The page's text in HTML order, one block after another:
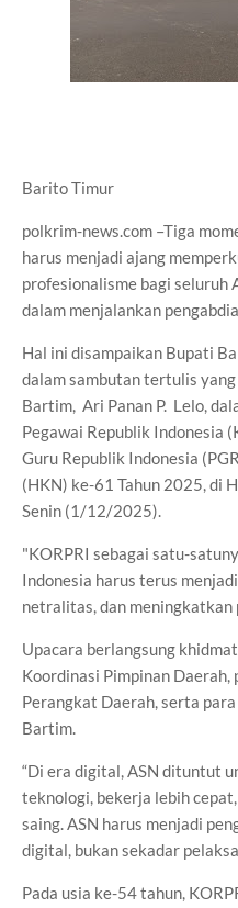
Barito Timur
polkrim-news.com –Tiga
harus menjadi ajang
profesionalisme bagi seluruh
dalam menjalankan
Hal ini disampaikan Bupati
dalam sambutan tertulis
Bartim, Ari Panan P. Lelo,
Pegawai Republik Indonesia
Guru Republik Indonesia
(HKN) ke-61 Tahun 2025, di
Senin (1/12/2025).
"KORPRI sebagai satu-
Indonesia harus terus
netralitas, dan meningkatkan
Upacara berlangsung
Koordinasi Pimpinan Daerah,
Perangkat Daerah, serta
Bartim.
“Di era digital, ASN dituntut
teknologi, bekerja lebih
saing. ASN harus menjadi
digital, bukan sekadar
Pada usia ke-54 tahun,